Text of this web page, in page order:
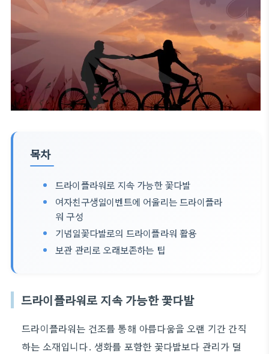
목차
드라이플라워로 지속 가능한 꽃다발
여자친구생일이벤트에 어울리는 드라이플라
워 구성
기념일꽃다발로의 드라이플라워 활용
보관 관리로 오래보존하는 팁
드라이플라워로 지속 가능한 꽃다발
드라이플라워는 건조를 통해 아름다움을 오랜 기간 간직
하는 소재입니다. 생화를 포함한 꽃다발보다 관리가 덜